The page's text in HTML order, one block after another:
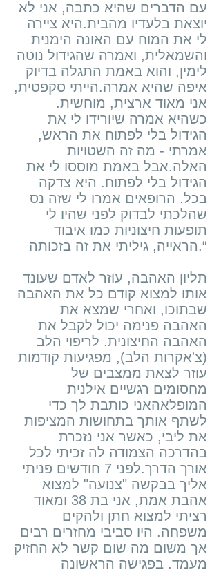
עם הדברים שהיא כתבה, אני לא
יוצאת בלעדיו מהבית.היא ציירה
לי את המוח עם האונה הימנית
והשמאלית, ואמרה שהגידול נוטה
לימין, והוא באמת התגלה בדיוק
איפה שהיא אמרה.הייתי סקפטית,
אני מאוד ארצית, מוחשית.
כשהיא אמרה שיורידו לי את
הגידול בלי לפתוח את הראש,
אמרתי - מה זה השטויות
האלה.אבל באמת מוססו לי את
הגידול בלי לפתוח. היא צדקה
בכל. הרופאים אמרו לי שזה נס
שהלכתי לבדוק לפני שהיו לי
תופעות חיצוניות כמו איבוד
הראייה, גיליתי את זה בזכותה.“
תליון האהבה, עוזר לאדם שעונד
אותו למצוא קודם כל את האהבה
שבתוכו, ואחרי שמצא את
האהבה פנימה יכול לקבל את
האהבה החיצונית. לריפוי הלב
(צ'אקרות הלב), מפגיעות קודמות
עוזר לצאת ממצבים של
מחסומים רגשיים אילנית
המופלאהאני כותבת לך כדי
לשתף אותך בתחושות המציפות
את ליבי, כאשר אני נזכרת
בהדרכה הצמודה לה זכיתי לכל
אורך הדרך.לפני 7 חודשים פניתי
אליך בבקשה "צנועה" למצוא
אהבת אמת, אני בת 38 ומאוד
רציתי למצוא חתן ולהקים
משפחה. היו סביבי מחזרים רבים
אך משום מה שום קשר לא החזיק
מעמד. בפגישה הראשונה